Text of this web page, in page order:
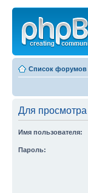
Список форумов
Для
Имя пользователя:
Пароль: